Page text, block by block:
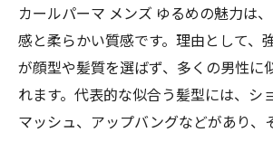
カールパーマ メンズ ゆるめの魅力は
感と柔らかい質感です。理由として、
が顔型や髪質を選ばず、多くの男性に
れます。代表的な似合う髪型には、シ
マッシュ、アップバングなどがあり、